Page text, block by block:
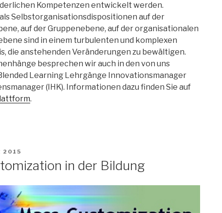
Kompetenzen entwickelt werden.
Selbstorganisationsdispositionen auf der
auf der Gruppenebene, auf der organisationalen
sind in einem turbulenten und komplexen
die anstehenden Veränderungen zu bewältigen.
besprechen wir auch in den von uns
Learning Lehrgänge Innovationsmanager
(IHK). Informationen dazu finden Sie auf
.
2015
in der Bildung